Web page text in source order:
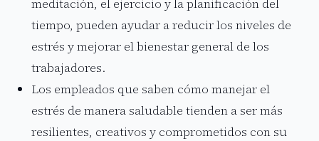
meditación, el ejercicio y la planificación del
tiempo, pueden ayudar a reducir los niveles de
estrés y mejorar el bienestar general de los
trabajadores.
Los empleados que saben cómo manejar el
estrés de manera saludable tienden a ser más
resilientes, creativos y comprometidos con su